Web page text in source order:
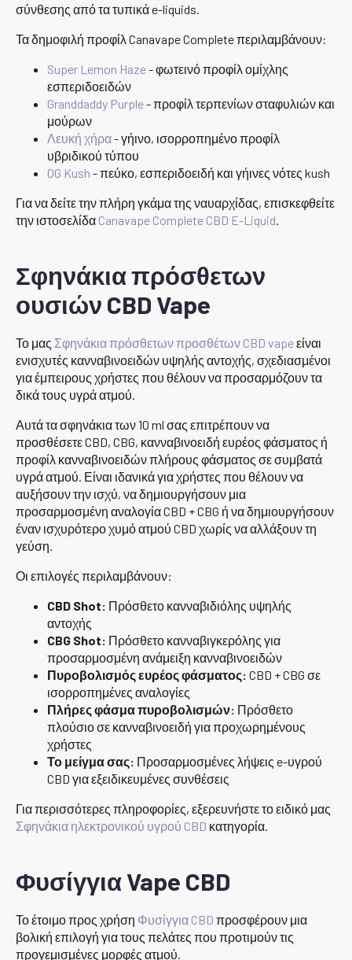
σύνθεσης από τα τυπικά e-liquids.
Τα δημοφιλή προφίλ Canavape Complete περιλαμβάνουν:
Super Lemon Haze- φωτεινό προφίλ ομίχλης
εσπεριδοειδών
Granddaddy Purple- προφίλ τερπενίων σταφυλιών και
μούρων
Λευκή χήρα- γήινο, ισορροπημένο προφίλ
υβριδικού τύπου
OG Kush - πεύκο, εσπεριδοειδή και γήινες νότες kush
Για να δείτε την πλήρη γκάμα της ναυαρχίδας, επισκεφθείτε
την ιστοσελίδα Canavape Complete CBD E-Liquid.
Σφηνάκια πρόσθετων
ουσιών CBD Vape
Το μας Σφηνάκια πρόσθετων προσθέτων CBD vapeείναι
ενισχυτές κανναβινοειδών υψηλής αντοχής, σχεδιασμένοι
για έμπειρους χρήστες που θέλουν να προσαρμόζουν τα
δικά τους υγρά ατμού.
Αυτά τα σφηνάκια των 10 ml σας επιτρέπουν να
προσθέσετε CBD, CBG, κανναβινοειδή ευρέος φάσματος ή
προφίλ κανναβινοειδών πλήρους φάσματος σε συμβατά
υγρά ατμού. Είναι ιδανικά για χρήστες που θέλουν να
αυξήσουν την ισχύ, να δημιουργήσουν μια
προσαρμοσμένη αναλογία CBD + CBG ή να δημιουργήσουν
έναν ισχυρότερο χυμό ατμού CBD χωρίς να αλλάξουν τη
γεύση.
Οι επιλογές περιλαμβάνουν:
CBD Shot: Πρόσθετο κανναβιδιόλης υψηλής
αντοχής
CBG Shot: Πρόσθετο κανναβιγκερόλης για
προσαρμοσμένη ανάμειξη κανναβινοειδών
Πυροβολισμός ευρέος φάσματος: CBD + CBG σε
ισορροπημένες αναλογίες
Πλήρες φάσμα πυροβολισμών: Πρόσθετο
πλούσιο σε κανναβινοειδή για προχωρημένους
χρήστες
Το μείγμα σας: Προσαρμοσμένες λήψεις e-υγρού
CBD για εξειδικευμένες συνθέσεις
Για περισσότερες πληροφορίες, εξερευνήστε το ειδικό μας
Σφηνάκια ηλεκτρονικού υγρού CBD κατηγορία.
Φυσίγγια Vape CBD
Το έτοιμο προς χρήση Φυσίγγια CBD προσφέρουν μια
βολική επιλογή για τους πελάτες που προτιμούν τις
προγεμισμένες μορφές ατμού.